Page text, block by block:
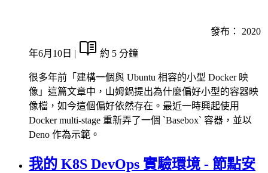
發布： 2020
年6月10日 | 約 5 分鐘
很多年前「建構一個與 Ubuntu 相容的小型 Docker 映
像」這篇文章中，山姆鍋提出為什麼偏好小型的容器映
像檔，如今這個偏好依然存在。最近一時興起使用
Docker multi-stage 重新弄了一個 `Basebox` 容器，並以
Deno 作為示範。
我的 K8S DevOps 實驗環境 - 節點安